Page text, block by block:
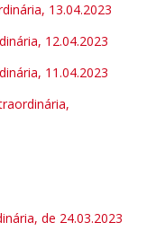
13.04.2023
12.04.2023
11.04.2023
de 24.03.2023